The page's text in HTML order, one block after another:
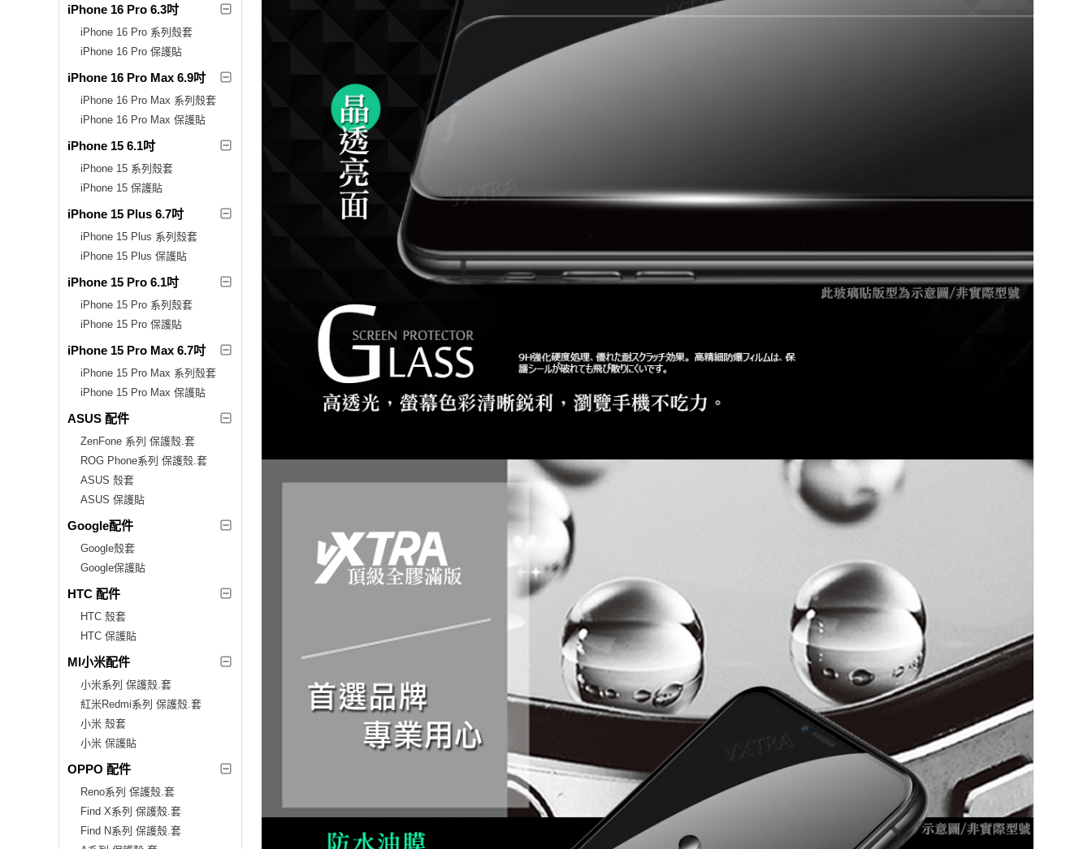
iPhone 16 Pro 6.3吋
iPhone 16 Pro 系列殼套
iPhone 16 Pro 保護貼
iPhone 16 Pro Max 6.9吋
iPhone 16 Pro Max 系列殼套
iPhone 16 Pro Max 保護貼
iPhone 15 6.1吋
iPhone 15 系列殼套
iPhone 15 保護貼
iPhone 15 Plus 6.7吋
iPhone 15 Plus 系列殼套
iPhone 15 Plus 保護貼
iPhone 15 Pro 6.1吋
iPhone 15 Pro 系列殼套
iPhone 15 Pro 保護貼
iPhone 15 Pro Max 6.7吋
iPhone 15 Pro Max 系列殼套
iPhone 15 Pro Max 保護貼
ASUS 配件
ZenFone 系列 保護殼.套
ROG Phone系列 保護殼.套
ASUS 殼套
ASUS 保護貼
Google配件
Google殼套
Google保護貼
HTC 配件
HTC 殼套
HTC 保護貼
MI小米配件
小米系列 保護殼.套
紅米Redmi系列 保護殼.套
小米 殼套
小米 保護貼
OPPO 配件
Reno系列 保護殼.套
Find X系列 保護殼.套
Find N系列 保護殼.套